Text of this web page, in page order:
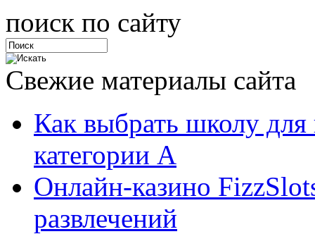
поиск по сайту
Свежие материалы сайта
Как выбрать школу для
категории А
Онлайн-казино
развлечений